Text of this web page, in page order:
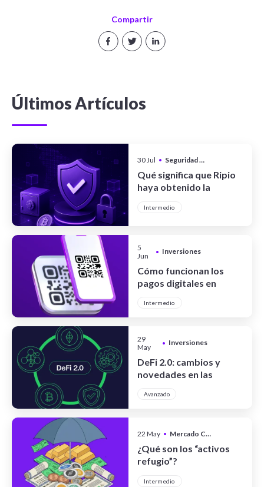
Compartir
Últimos Artículos
30 Jul • Seguridad y Privacidad
Qué significa que Ripio
haya obtenido la
III Full System
Intermedio
5
Jun
• Inversiones
Cómo funcionan los
pagos digitales en
Intermedio
29
May
• Inversiones
DeFi 2.0: cambios y
novedades en las
descentralizadas
Avanzado
22 May • Mercado Cripto
¿Qué son los “activos
refugio”?
Intermedio